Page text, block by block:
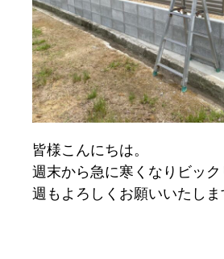
皆様こんにちは。
週末から急に寒くなりビッ
週もよろしくお願いいたしま